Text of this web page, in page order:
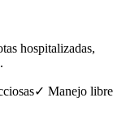
hospitalizadas,
✓ Manejo libre